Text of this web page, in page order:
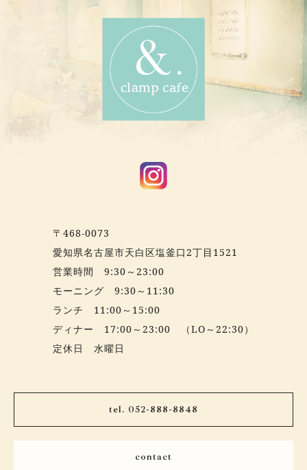
〒468-0073
愛知県名古屋市天白区塩釜口2丁目1521
営業時間 9:30～23:00
モーニング 9:30～11:30
ランチ 11:00～15:00
ディナー 17:00～23:00 （LO～22:30）
定休日 水曜日
tel. 052-888-8848
contact